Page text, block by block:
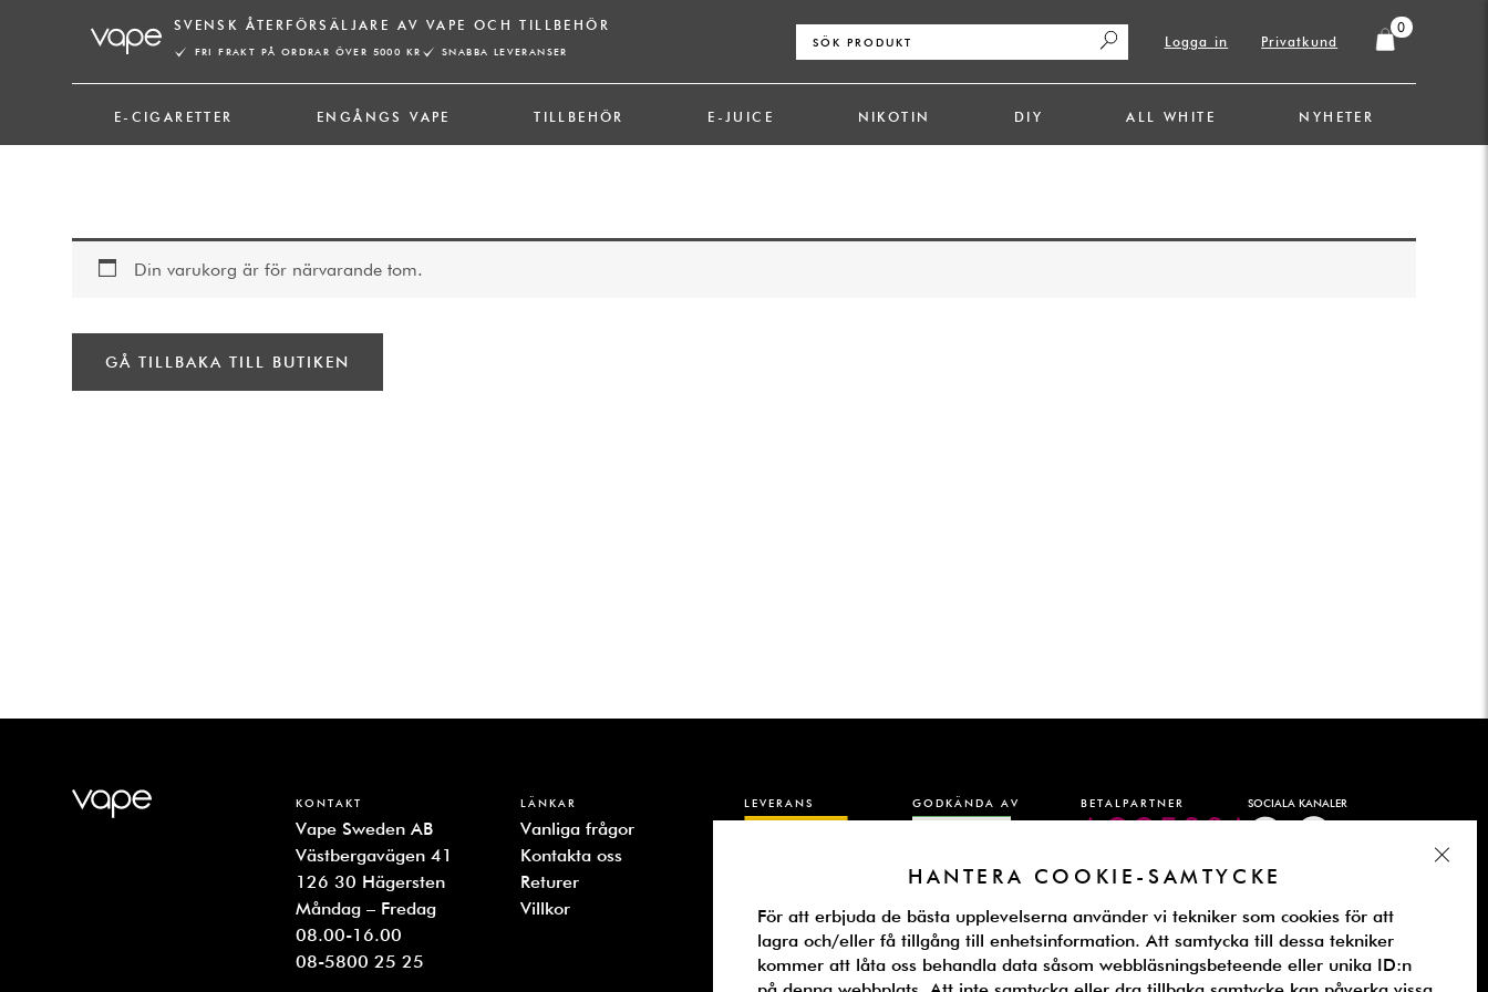
SVENSK ÅTERFÖRSÄLJARE AV VAPE OCH TILLBEHÖR
FRI FRAKT PÅ ORDRAR ÖVER 5000 KR SNABBA LEVERANSER
Logga in Privatkund
0
E-CIGARETTER ENGÅNGS VAPE TILLBEHÖR E-JUICE NIKOTIN DIY ALL WHITE NYHETER
Din varukorg är för närvarande tom.
GÅ TILLBAKA TILL BUTIKEN
KONTAKT
Vape Sweden AB
Västbergavägen 41
126 30 Hägersten
Måndag – Fredag
08.00-16.00
08-5800 25 25
LÄNKAR
Vanliga frågor
Kontakta oss
Returer
Villkor
LEVERANS GODKÄNDA AV BETALPARTNER SOCIALA KANALER
HANTERA COOKIE-SAMTYCKE
För att erbjuda de bästa upplevelserna använder vi tekniker som cookies för att
lagra och/eller få tillgång till enhetsinformation. Att samtycka till dessa tekniker
kommer att låta oss behandla data såsom webbläsningsbeteende eller unika ID:n